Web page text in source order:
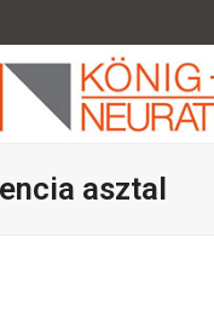
asztal